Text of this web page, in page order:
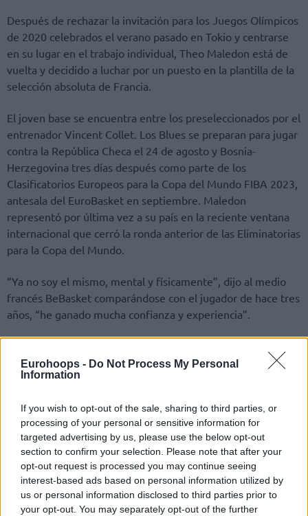
Eurohoops - Do Not Process My Personal
Information
If you wish to opt-out of the sale, sharing to third parties, or
processing of your personal or sensitive information for
targeted advertising by us, please use the below opt-out
section to confirm your selection. Please note that after your
opt-out request is processed you may continue seeing
interest-based ads based on personal information utilized by
us or personal information disclosed to third parties prior to
your opt-out. You may separately opt-out of the further
Después de rechazar la invitación para los Juegos Olímpicos
de 2020 celebrados el verano pasado en Tokio y centrarse
en su lugar en el trabajo individual, Theo Maledon está de
vuelta y decidido a luchar por un puesto en la plantilla de la
selección absoluta de Francia.
El joven base se encuentra entre los preseleccionados por el
entrenador Vincent Collet. Los Blues se preparan para jugar
contra la República Checa el 24 de agosto y Bosnia-
Herzegovina tres días después como parte de los
Clasificatorios Europeos para la Copa del Mundo FIBA ​​2023,
antesala del EuroBasket en septiembre. Maledon
representó por última vez a su país en la reciente ventana
internacional que cerró la ronda anterior de las Eliminatorias
para la Copa del Mundo.
“Ya no soy el mismo, mental y físicamente”, dijo al medio
francés BeBasket comparándose con el jugador de hace tres
años, “he ganado mucha confianza y experiencia”.
miembro delOklahoma City Thunderen las últimas dos
temporadas. De los 10,1 puntos por partido en su
2021-22, ya que su tiempo de juego se redujo de 27,4
minutos a 17,8 minutos por partido.
“La edad importa pero la NBA me ayuda mucho”, mencionó
también durante la entrevista, “Nada se regala, todo se
gana. Aprendí de esto y me ayudó a desarrollarme. Sé cómo
estar listo en situaciones exigentes y aprovechar las